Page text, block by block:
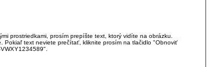
prostriedkami, prosím prepíšte text, ktorý vidíte na obrázku.
text neviete prečítať, kliknite prosím na tlačidlo "Obnoviť